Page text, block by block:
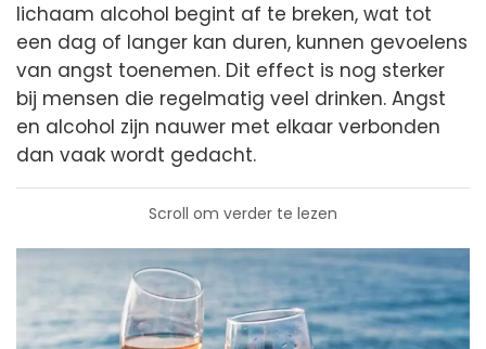
lichaam alcohol begint af te breken, wat tot
een dag of langer kan duren, kunnen gevoelens
van angst toenemen. Dit effect is nog sterker
bij mensen die regelmatig veel drinken. Angst
en alcohol zijn nauwer met elkaar verbonden
dan vaak wordt gedacht.
Scroll om verder te lezen